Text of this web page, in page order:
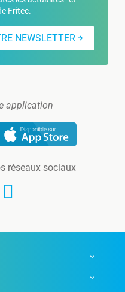
Fritec.
NEWSLETTER
application
réseaux sociaux